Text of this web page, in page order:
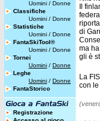
Uomini / Donne
Classifiche
Uomini / Donne
Statistiche
Uomini / Donne
FantaSkiTool®
Uomini / Donne
Tornei
Uomini / Donne
Leghe
Uomini / Donne
FantaStorico
Registrazione
Il
di
ma
gli è
La
con